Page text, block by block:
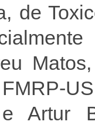
de
e Artur